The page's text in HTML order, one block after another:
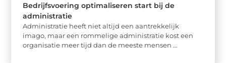
Bedrijfsvoering optimaliseren start bij de
administratie
Administratie heeft niet altijd een aantrekkelijk
imago, maar een rommelige administratie kost een
organisatie meer tijd dan de meeste mensen ...